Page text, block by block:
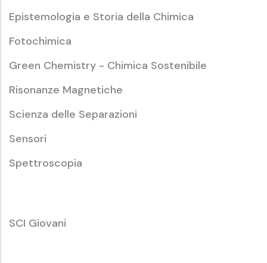
Epistemologia e Storia della Chimica
Fotochimica
Green Chemistry - Chimica Sostenibile
Risonanze Magnetiche
Scienza delle Separazioni
Sensori
Spettroscopia
SCI
Giovani
SCI Giovani